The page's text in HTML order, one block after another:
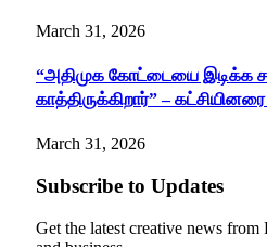
March 31, 2026
“அதிமுக கோட்டையை இடிக்க
காத்திருக்கிறார்” –
March 31, 2026
Subscribe to Updates
Get the latest creative news from